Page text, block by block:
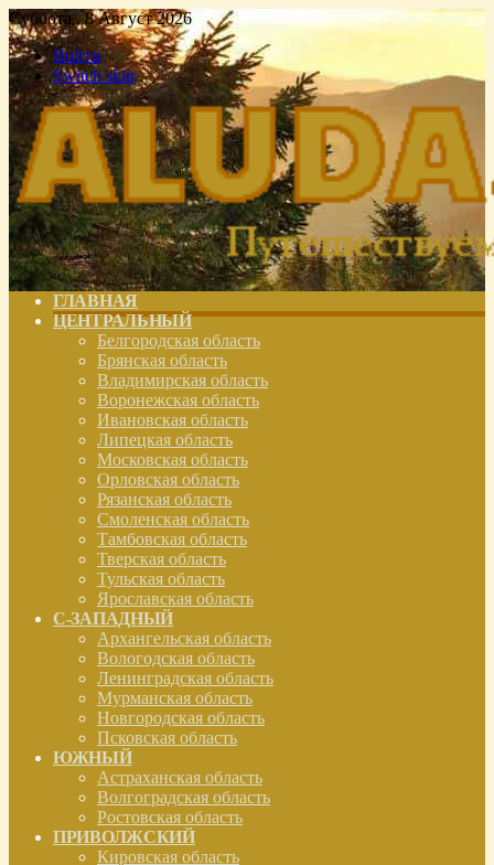
Суббота , 8 Август 2026
Войти
Switch skin
ГЛАВНАЯ
ЦЕНТРАЛЬНЫЙ
Белгородская область
Брянская область
Владимирская область
Воронежская область
Ивановская область
Липецкая область
Московская область
Орловская область
Рязанская область
Смоленская область
Тамбовская область
Тверская область
Тульская область
Ярославская область
С-ЗАПАДНЫЙ
Архангельская область
Вологодская область
Ленинградская область
Мурманская область
Новгородская область
Псковская область
ЮЖНЫЙ
Астраханская область
Волгоградская область
Ростовская область
ПРИВОЛЖСКИЙ
Кировская область